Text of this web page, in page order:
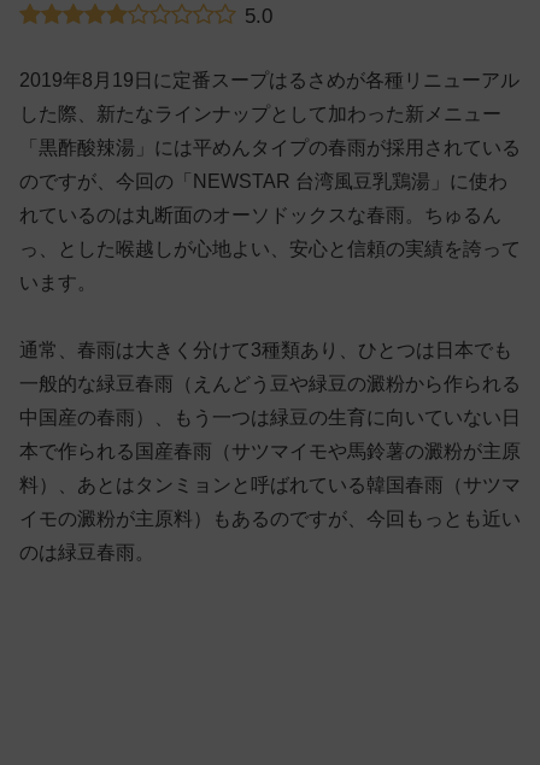
5.0
2019年8月19日に定番スープはるさめが各種リニューアル
した際、新たなラインナップとして加わった新メニュー
「黒酢酸辣湯」には平めんタイプの春雨が採用されている
のですが、今回の「NEWSTAR 台湾風豆乳鶏湯」に使わ
れているのは丸断面のオーソドックスな春雨。ちゅるん
っ、とした喉越しが心地よい、安心と信頼の実績を誇って
います。
通常、春雨は大きく分けて3種類あり、ひとつは日本でも
一般的な緑豆春雨（えんどう豆や緑豆の澱粉から作られる
中国産の春雨）、もう一つは緑豆の生育に向いていない日
本で作られる国産春雨（サツマイモや馬鈴薯の澱粉が主原
料）、あとはタンミョンと呼ばれている韓国春雨（サツマ
イモの澱粉が主原料）もあるのですが、今回もっとも近い
のは緑豆春雨。